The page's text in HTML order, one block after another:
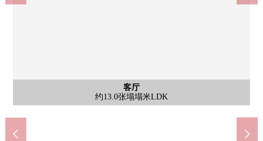
客厅
约13.0张塌塌米LDK
外观
外观
客厅
约13.0张塌塌米LDK
客厅
约13.0张塌塌米LDK
厨房
厨房
厨房
煤气灶·烤炉
厨房
洗涤槽
室内
约5.2张塌塌米储藏室
洗脸
盥洗台
公共汽车
浴室(有TV)
厕所
2F厕所
室内
约6.1张塌塌米西式房间
室内
约5.7张塌塌米储藏室
厕所
3F厕所
阳台
屋顶阳台